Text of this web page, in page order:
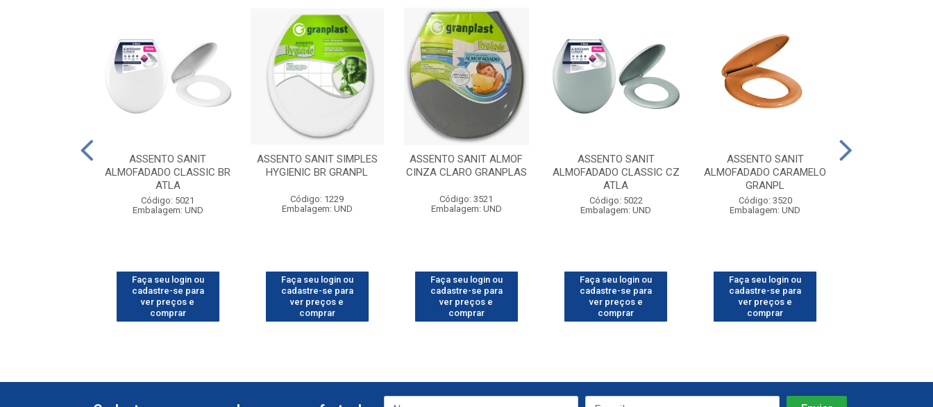
ASSENTO SANIT
ALMOFADADO CLASSIC BR
ATLA
Código: 5021
Embalagem: UND
Faça seu login ou
cadastre-se para
ver preços e
comprar
ASSENTO SANIT SIMPLES
HYGIENIC BR GRANPL
Código: 1229
Embalagem: UND
Faça seu login ou
cadastre-se para
ver preços e
comprar
ASSENTO SANIT ALMOF
CINZA CLARO GRANPLAS
Código: 3521
Embalagem: UND
Faça seu login ou
cadastre-se para
ver preços e
comprar
ASSENTO SANIT
ALMOFADADO CLASSIC CZ
ATLA
Código: 5022
Embalagem: UND
Faça seu login ou
cadastre-se para
ver preços e
comprar
ASSENTO SANIT
ALMOFADADO CARAMELO
GRANPL
Código: 3520
Embalagem: UND
Faça seu login ou
cadastre-se para
ver preços e
comprar